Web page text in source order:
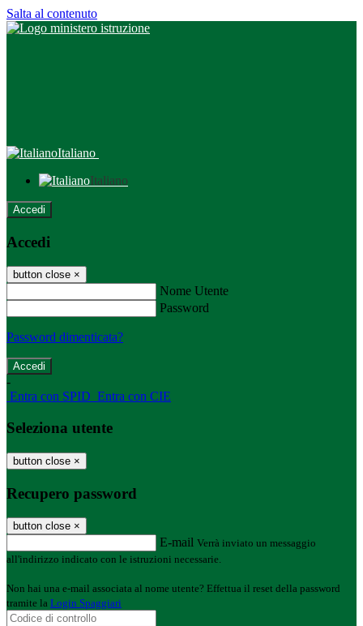
Salta al contenuto
Italiano
Italiano
Accedi
Accedi
button close ×
Nome Utente
Password
Password dimenticata?
-
Entra con SPID Entra con CIE
Seleziona utente
button close ×
Recupero password
button close ×
E-mail Verrà inviato un messaggio
all'indirizzo indicato con le istruzioni necessarie.
Non hai una e-mail associata al nome utente? Effettua il reset della password
tramite la Login Spaggiari